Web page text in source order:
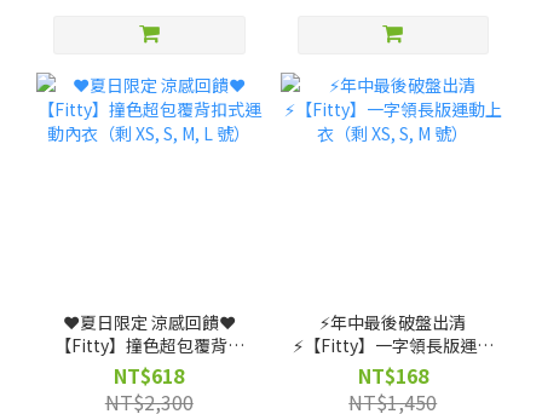
❤️夏日限定 涼感回饋❤️
【Fitty】撞色超包覆背扣
式運動內衣（剩 XS, S, M, L
號）
NT$618
NT$2,300
⚡️年中最後破盤出清
⚡️【Fitty】一字領長版運動
上衣（剩 XS, S, M 號）
NT$168
NT$1,450